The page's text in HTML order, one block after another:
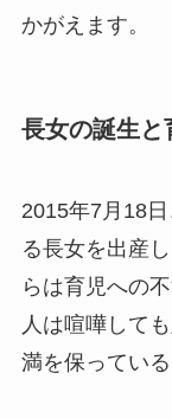
かがえます。
長女の誕生と
2015年7月18
る長女を出産
らは育児への
人は喧嘩して
満を保っている